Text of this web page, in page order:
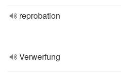
reprobation
Verwerfung